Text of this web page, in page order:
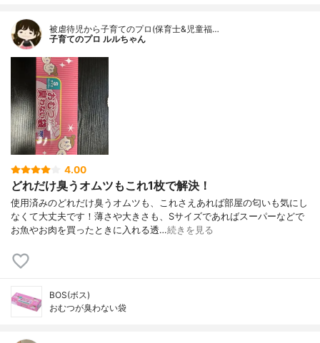
被虐待児から子育てのプロ(保育士&児童福…
子育てのプロ ルルちゃん
4.00
どれだけ臭うオムツもこれ1枚で解決！
使用済みのどれだけ臭うオムツも、これさえあれば部屋の匂いも気にし
なくて大丈夫です！薄さや大きさも、Sサイズであればスーパーなどで
お魚やお肉を買ったときに入れる透…続きを見る
BOS(ボス)
おむつが臭わない袋